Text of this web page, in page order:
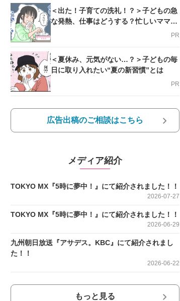
＜出た！子育ての洗礼！？＞子どもの急
な発熱、仕事はどうする？忙しいママを
PR
＜夏休み、元気がない…？＞子どもの毎
日に取り入れたい“夏の新習慣”とは
PR
広告出稿のご相談はこちら
メディア紹介
TOKYO MX『5時に夢中！』にて紹介されました！！
2026-07-27
TOKYO MX『5時に夢中！』にて紹介されました！！
2026-06-29
九州朝日放送『アサデス。KBC』にて紹介されまし
た！！
2026-06-22
もっと見る